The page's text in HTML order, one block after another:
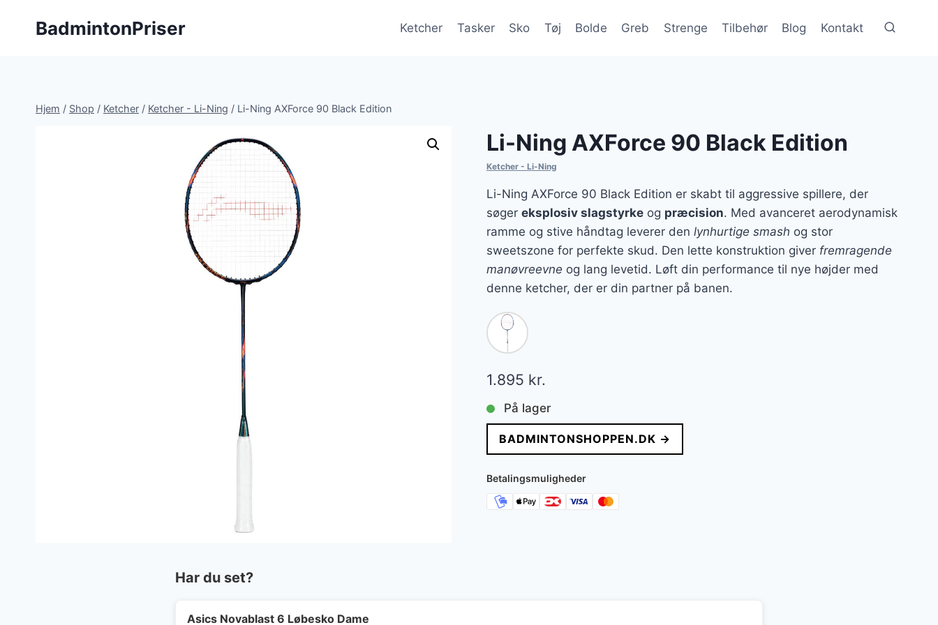
BadmintonPriser Ketcher Tasker Sko Tøj Bolde Greb Strenge Tilbehør Blog Kontakt
Hjem / Shop / Ketcher / Ketcher - Li-Ning / Li-Ning AXForce 90 Black Edition
Li-Ning AXForce 90 Black Edition
Ketcher - Li-Ning
Li-Ning AXForce 90 Black Edition er skabt til aggressive spillere, der
søger eksplosiv slagstyrkeog præcision. Med avanceret aerodynamisk
ramme og stive håndtag leverer den lynhurtige smash og stor
sweetszone for perfekte skud. Den lette konstruktion giver fremragende
manøvreevne og lang levetid. Løft din performance til nye højder med
denne ketcher, der er din partner på banen.
1.895 kr.
På lager
BADMINTONSHOPPEN.DK →
Betalingsmuligheder
Har du set?
Asics Novablast 6 Løbesko Dame